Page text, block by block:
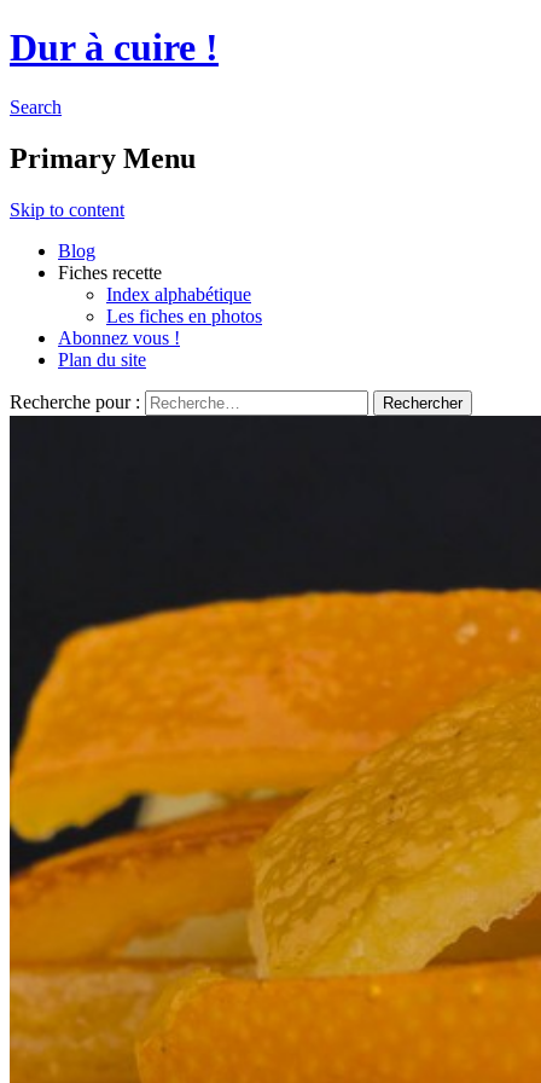
Dur à cuire !
Search
Primary Menu
Skip to content
Blog
Fiches recette
Index alphabétique
Les fiches en photos
Abonnez vous !
Plan du site
Recherche pour :